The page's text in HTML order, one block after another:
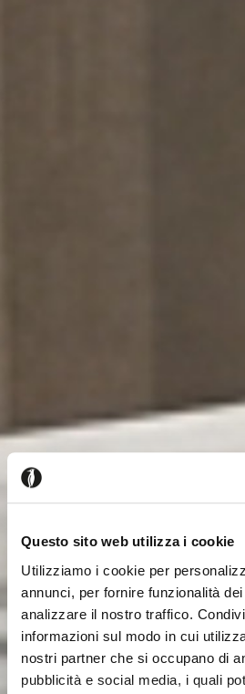
Questo sito web utilizza i cookie
Utilizziamo i cookie per
annunci, per fornire funzionalità
analizzare il nostro traffico.
informazioni sul modo in cui
nostri partner che si occupano di
pubblicità e social media, i quali